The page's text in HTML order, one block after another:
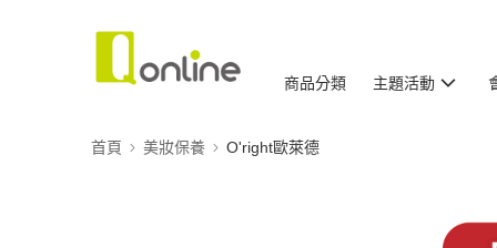
商品分類 主題活動
首頁 美妝保養 O'right歐萊德